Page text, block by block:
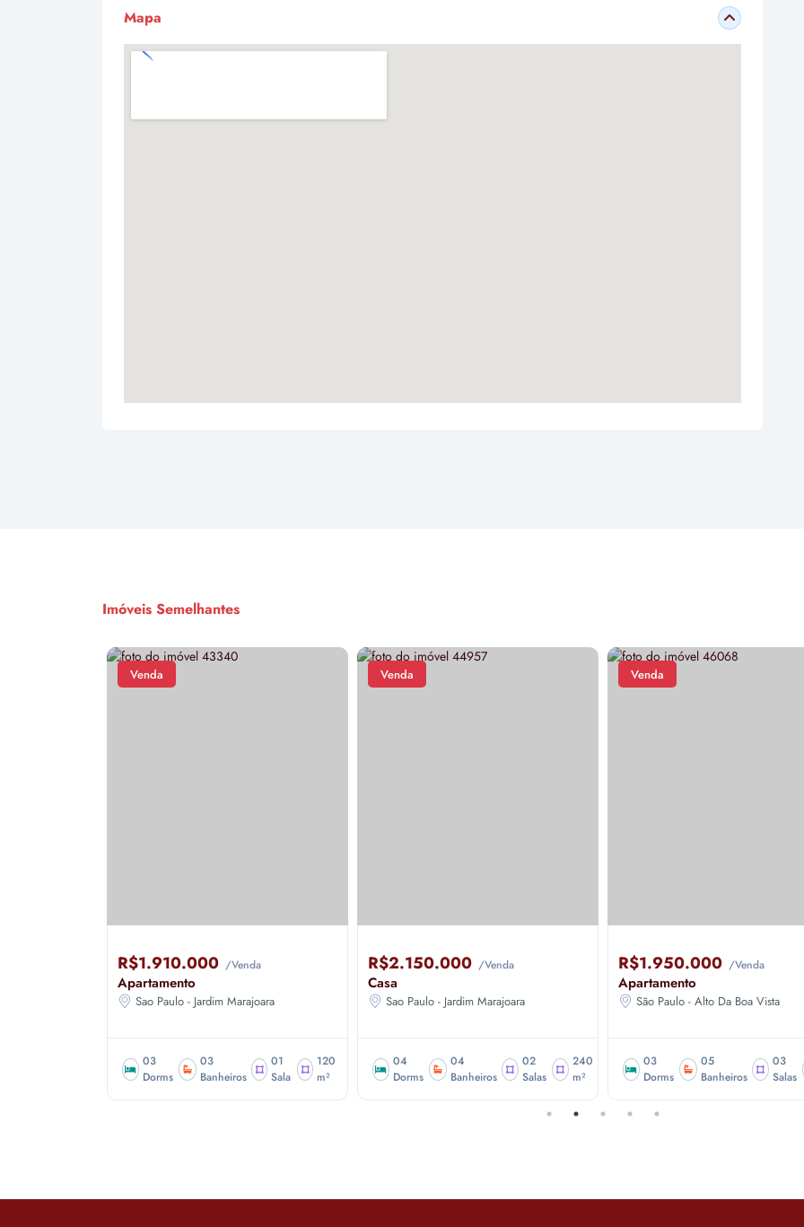
Mapa
Imóveis Semelhantes
Venda
R$1.910.000 /Venda
Apartamento
Sao Paulo - Jardim Marajoara
03
Dorms
03
Banheiros
01
Sala
120
m²
Venda
R$2.150.000 /Venda
Casa
Sao Paulo - Jardim Marajoara
04
Dorms
04
Banheiros
02
Salas
240
m²
Venda
R$1.950.000 /Venda
Apartamento
São Paulo - Alto Da Boa Vista
03
Dorms
05
Banheiros
03
Salas